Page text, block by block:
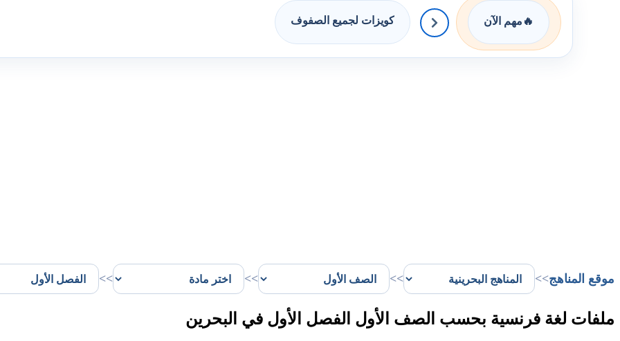
🔥 مهم الآن كويزات لجميع الصفوف
موقع المناهج>>
>>
>>
>>
ملفات لغة فرنسية بحسب الصف الأول الفصل الأول في البحرين